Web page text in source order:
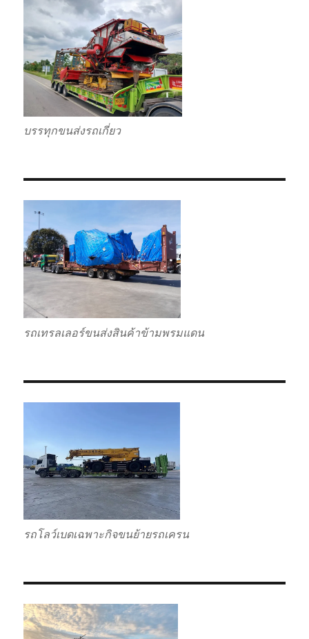
บรรทุกขนส่งรถเกี่ยว
รถเทรลเลอร์ขนส่งสินค้าข้ามพรมแดน
รถโลว์เบดเฉพาะกิจขนย้ายรถเครน